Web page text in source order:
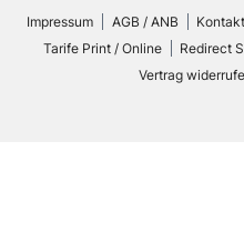
Impressum AGB / ANB
Tarife Print / Online
Redirect
Vertrag